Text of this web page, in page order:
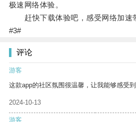
极速网络体验。
赶快下载体验吧，感受网络加速
#3#
评论
游客
这款app的社区氛围很温馨，让我能够感受到
2024-10-13
游客